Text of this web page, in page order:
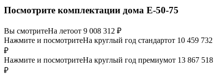
Посмотрите комплектации дома E-50-75
Вы смотритеНа летоот 9 008 312 ₽
Нажмите и посмотритеНа круглый год стандартот 10 459 732
₽
Нажмите и посмотритеНа круглый год премиумот 13 867 518
₽